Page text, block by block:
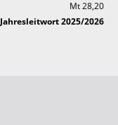
Mt 28,20
Jahresleitwort 2025/2026